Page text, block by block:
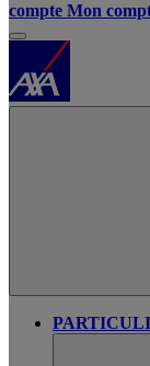
compte Mon